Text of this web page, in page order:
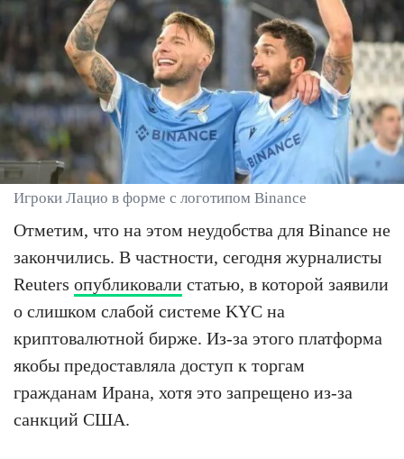
Игроки Лацио в форме с логотипом Binance
Отметим, что на этом неудобства для Binance не
закончились. В частности, сегодня журналисты
Reuters опубликовали статью, в которой заявили
о слишком слабой системе KYC на
криптовалютной бирже. Из-за этого платформа
якобы предоставляла доступ к торгам
гражданам Ирана, хотя это запрещено из-за
санкций США.